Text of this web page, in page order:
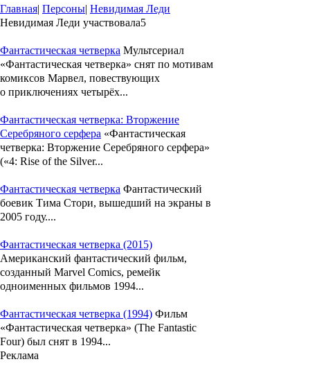
Главная| Персоны| Невидимая Леди
Невидимая Леди участвовала5
Фантастическая четверка Мультсериал
«Фантастическая четверка» снят по мотивам
комиксов Марвел, повествующих
о приключениях четырёх...
Фантастическая четверка: Вторжение
Серебряного серфера «Фантастическая
четверка: Вторжение Серебряного серфера»
(«4: Rise of the Silver...
Фантастическая четверка Фантастический
боевик Тима Стори, вышедший на экраны в
2005 году....
Фантастическая четверка (2015)
Американский фантастический фильм,
созданный Marvel Comics, ремейк
одноименных фильмов 1994...
Фантастическая четверка (1994) Фильм
«Фантастическая четверка» (The Fantastic
Four) был снят в 1994...
Реклама